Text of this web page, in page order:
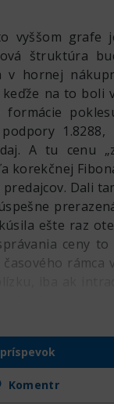
vyššom grafe
štruktúra
v hornej
na to boli
A tu cenu
korekčnej
Dali
ešte raz
ceny
rámca
zóny
sme vyšli
na predaj, ten
tu vtedy
Komentr